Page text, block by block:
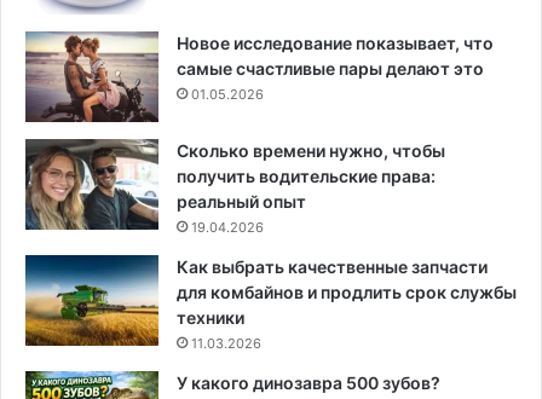
Новое исследование показывает, что
самые счастливые пары делают это
01.05.2026
Сколько времени нужно, чтобы
получить водительские права:
реальный опыт
19.04.2026
Как выбрать качественные запчасти
для комбайнов и продлить срок службы
техники
11.03.2026
У какого динозавра 500 зубов?